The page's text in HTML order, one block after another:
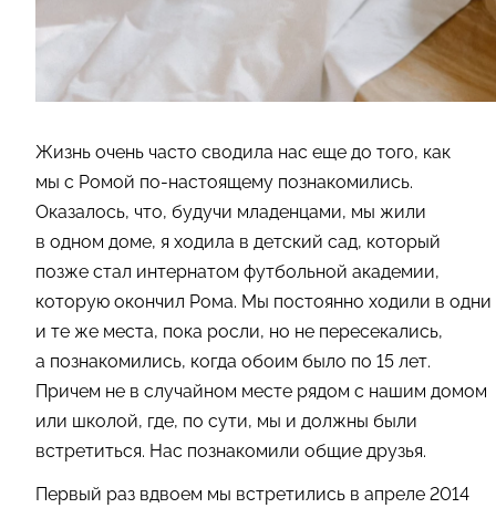
Жизнь очень часто сводила нас еще до того, как
мы с Ромой по-настоящему познакомились.
Оказалось, что, будучи младенцами, мы жили
в одном доме, я ходила в детский сад, который
позже стал интернатом футбольной академии,
которую окончил Рома. Мы постоянно ходили в одни
и те же места, пока росли, но не пересекались,
а познакомились, когда обоим было по 15 лет.
Причем не в случайном месте рядом с нашим домом
или школой, где, по сути, мы и должны были
встретиться. Нас познакомили общие друзья.
Первый раз вдвоем мы встретились в апреле 2014